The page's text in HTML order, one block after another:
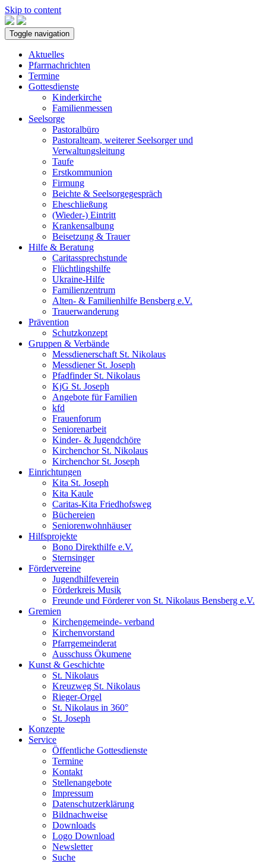
Skip to content
Toggle navigation
Aktuelles
Pfarrnachrichten
Termine
Gottesdienste
Kinderkirche
Familienmessen
Seelsorge
Pastoralbüro
Pastoralteam, weiterer Seelsorger und
Verwaltungsleitung
Taufe
Erstkommunion
Firmung
Beichte & Seelsorgegespräch
Eheschließung
(Wieder-) Eintritt
Krankensalbung
Beisetzung & Trauer
Hilfe & Beratung
Caritassprechstunde
Flüchtlingshilfe
Ukraine-Hilfe
Familienzentrum
Alten- & Familienhilfe Bensberg e.V.
Trauerwanderung
Prävention
Schutzkonzept
Gruppen & Verbände
Messdienerschaft St. Nikolaus
Messdiener St. Joseph
Pfadfinder St. Nikolaus
KjG St. Joseph
Angebote für Familien
kfd
Frauenforum
Seniorenarbeit
Kinder- & Jugendchöre
Kirchenchor St. Nikolaus
Kirchenchor St. Joseph
Einrichtungen
Kita St. Joseph
Kita Kaule
Caritas-Kita Friedhofsweg
Büchereien
Seniorenwohnhäuser
Hilfsprojekte
Bono Direkthilfe e.V.
Sternsinger
Fördervereine
Jugendhilfeverein
Förderkreis Musik
Freunde und Förderer von St. Nikolaus Bensberg e.V.
Gremien
Kirchengemeinde- verband
Kirchenvorstand
Pfarrgemeinderat
Ausschuss Ökumene
Kunst & Geschichte
St. Nikolaus
Kreuzweg St. Nikolaus
Rieger-Orgel
St. Nikolaus in 360°
St. Joseph
Konzepte
Service
Öffentliche Gottesdienste
Termine
Kontakt
Stellenangebote
Impressum
Datenschutzerklärung
Bildnachweise
Downloads
Logo Download
Newsletter
Suche